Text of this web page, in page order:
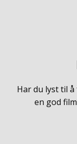
Har du lyst til
en god